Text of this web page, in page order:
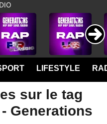
LIFESTYLE
sur le tag
Generations